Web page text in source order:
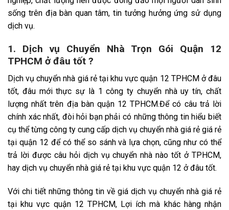
sống trên địa bàn quan tâm, tin tưởng hưởng ứng sử dụng
dịch vụ.
1. Dịch vụ Chuyển Nhà Trọn Gói Quận 12
TPHCM ở đâu tốt ?
Dịch vụ chuyển nhà giá rẻ tại khu vực quận 12 TPHCM ở đâu
tốt, đâu mới thực sự là 1 công ty chuyển nhà uy tín, chất
lượng nhất trên địa bàn quận 12 TPHCM.Để có câu trả lời
chính xác nhất, đòi hỏi bạn phải có những thông tin hiểu biết
cụ thể từng công ty cung cấp dịch vụ chuyển nhà giá rẻ giá rẻ
tại quận 12 để có thể so sánh và lựa chọn, cũng như có thể
trả lời được câu hỏi dịch vụ chuyển nhà nào tốt ở TPHCM,
hay dịch vụ chuyển nhà giá rẻ tại khu vực quận 12 ở đâu tốt.
Với chi tiết những thông tin về giá dịch vụ chuyển nhà giá rẻ
tại khu vực quận 12 TPHCM, Lợi ích mà khác hàng nhận